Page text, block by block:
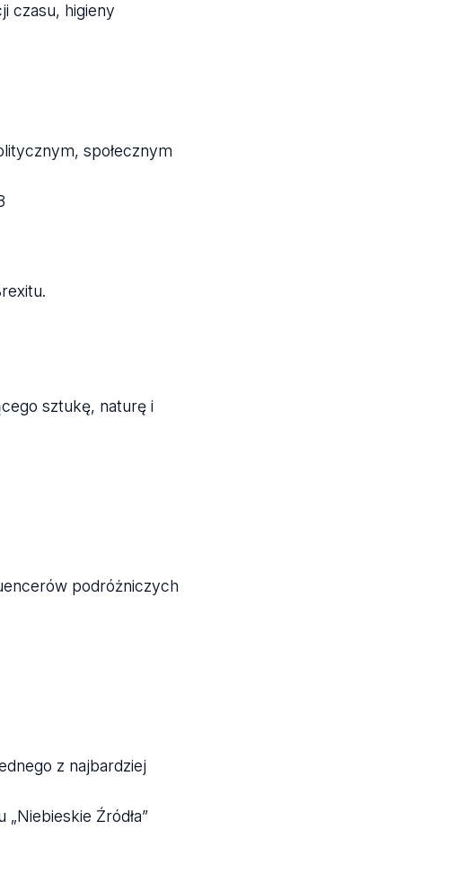
czasu, higieny
społecznym
sztukę, naturę i
podróżniczych
z najbardziej
Źródła”